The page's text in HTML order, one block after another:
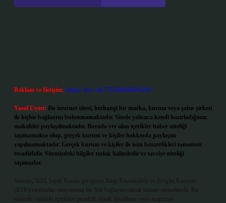
Reklam ve İletişim: Skype: live:.cid.575569c608265c69
Yasal Uyarı: Bu internet sitesi, herhangi bir marka, kurum veya şahıs şirketi
ile hiçbir bağlantısı bulunmamaktadır. Sitede yalnızca kendi hazırladığımız
makaleler paylaşılmaktadır. Burada yer alan içerikler haber niteliği
taşımamakta olup, gerçek kurum ve kişiler hakkında paylaşım
yapılmamaktadır. Gerçek kurum ve kişiler ile isim benzerlikleri tamamen
tesadüfidir. Sitemizdeki bilgiler taslak halindedir ve tavsiye niteliği
taşımazlar.
Sitemiz, 5651 Sayılı Kanun gereğince Bilgi Teknolojileri ve İletişim Kurumu
(BTK) tarafından onaylanmış bir Yer Sağlayıcı olarak hizmet vermektedir. Bu
nedenle, sitedeki içerikleri proaktif olarak denetleme veya araştırma